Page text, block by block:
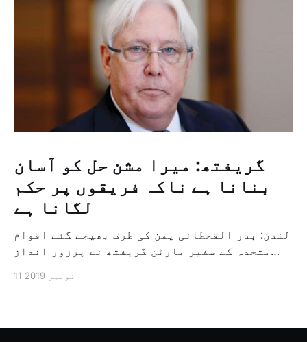
گریفتھ: میرا مشن حل کو آسان
بنانا ہے ناکہ فریقوں پر حکم
لگانا ہے
لندن: بدر القحطانی یمن کی طرف بھیجے گئے اقوام
متحدہ کے سفیر مارٹن گریفتھ نے پرزور انداز
ثالثی اور اس کشمکش کی حدبندی کرنے کے لئے ایک
11 نومبر 2019